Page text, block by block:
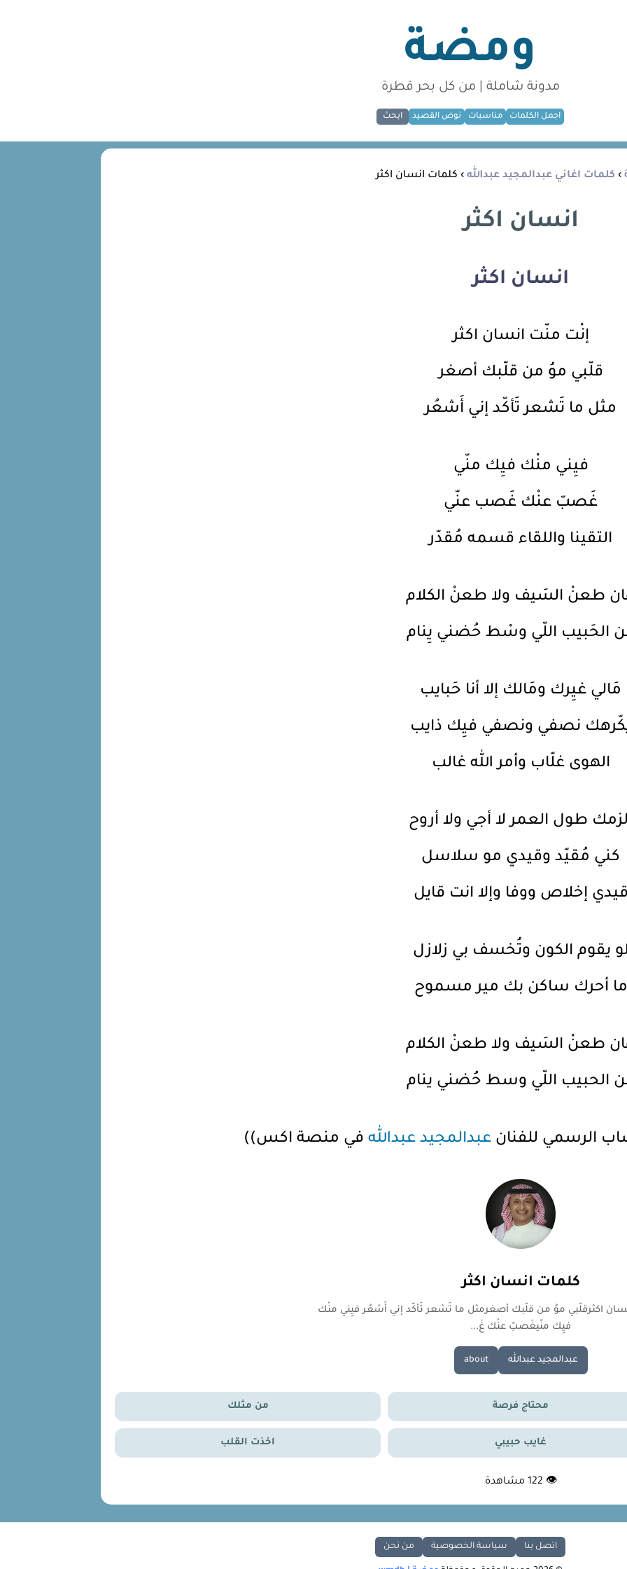
ومضة
مدونة شاملة | من كل بحر قطرة
اجمل الكلمات مناسبات نوض القصيد ابحث
› كلمات اغاني عبدالمجيد عبدالله › كلمات انسان اكثر
انسان اكثر
انسان اكثر
إنْت منّت انسان اكثر
قلّبي موُ من قلّبك أصغر
مثل ما تَشعر تَأكّد إني أَشعُر
فيِني منْك فيِك منّي
غَصبّ عنْك غَصب عنّي
التقينا واللقاء قسمه مُقدّر
طعنْ السَيف ولا طعنْ الكلام
الحَبيب اللّي وسْط حُضني يِنام
مَالي غيِرك ومَالك إلا أنا حَبايب
نصفي ونصفي فيِك ذايب
الهوى غلّاب وأمر الله غالب
طول العمر لا أجي ولا أروح
كني مُقيّد وقيدي مو سلاسل
إخلاص ووفا وإلا انت قايل
يقوم الكون وتُخسف بي زلازل
ما أحرك ساكن بك مير مسموح
طعنْ السَيف ولا طعنْ الكلام
الحبيب اللّي وسط حُضني ينام
الرسمي للفنانعبدالمجيد عبدالله في منصة اكس))
كلمات انسان اكثر
اكثرقلّبي موُ من قلّبك أصغرمثل ما تَشعر تَأكّد إني أَشعُر فيِني منْك
فيِك منّيغَصبّ عنْك غَ...
عبدالمجيد عبدالله about
محتاج فرصة من مثلك
غايب حبيبي اخذت القلب
👁
122 مشاهدة
اتصل بنا سياسة الخصوصية من نحن